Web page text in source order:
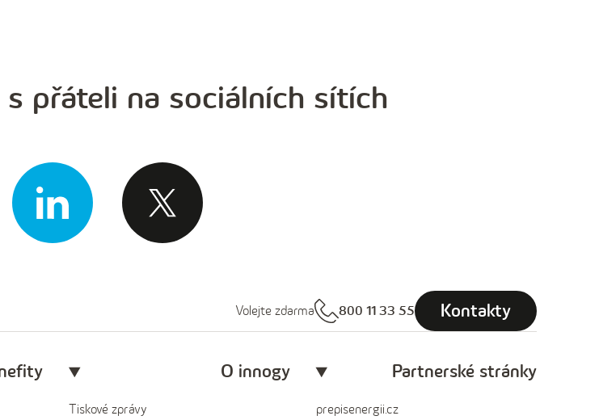
přáteli na sociálních sítích
Volejte zdarma 800 11 33 55 Kontakty
O innogy
Tiskové zprávy
Partnerské stránky
prepisenergii.cz